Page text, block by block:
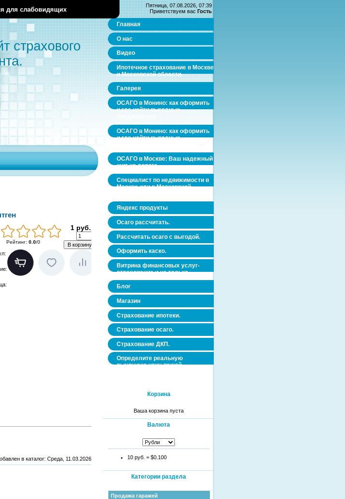
для слабовидящих
страхового
Рейтинг: 0.0/0
1 руб.
:
:
:
в каталог: Среда, 11.03.2026
Пятница, 07.08.2026, 07:39
Приветствуем вас Гость
Главная
О нас
Видео
Ипотечное страхование в Москве
и Московской области.
Галерея
ОСАГО в Монино: как оформить
и где найти выгодные
ОСАГО в Монино: как оформить
и где найти выгодные
ОСАГО в Москве: Ваш надежный
щит на дороге
Специалист по недвижимости в
Москве или в Московской
Яндекс продукты
Осаго рассчитать.
Рассчитать осаго с выгодой.
Оформить каско.
Витрина финансовых услуг-
страхование и не только.
Блог
Магазин
Страхование ипотеки.
Страхование осаго.
Страхование ДКП.
Определите реальную
рыночную цену вашей
Корзина
Ваша корзина пуста
Валюта
10 руб. = $0.100
Категории раздела
Продажа гаражей